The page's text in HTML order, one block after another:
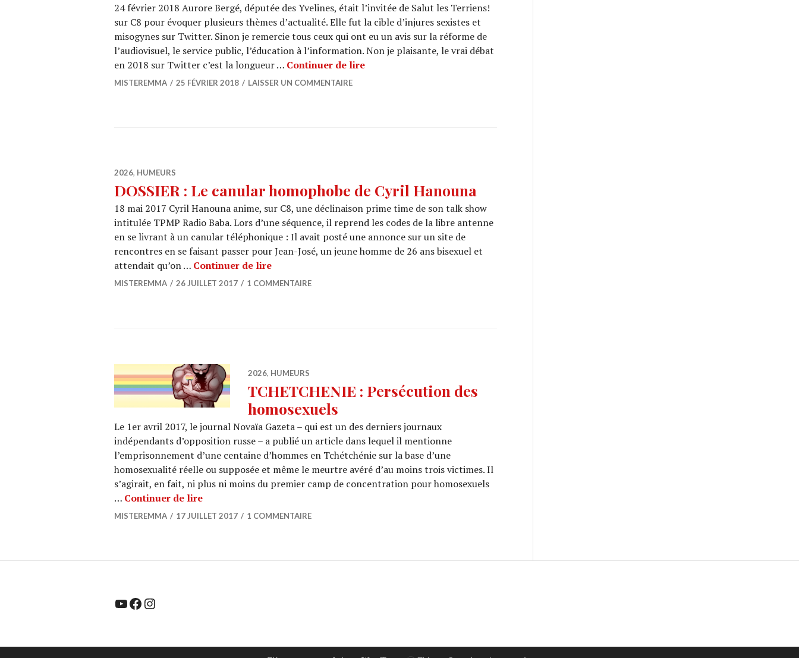
24 février 2018 Aurore Bergé, députée des Yvelines, était l’invitée de Salut les Terriens!
sur C8 pour évoquer plusieurs thèmes d’actualité. Elle fut la cible d’injures sexistes et
misogynes sur Twitter. Sinon je remercie tous ceux qui ont eu un avis sur la réforme de
l’audiovisuel, le service public, l’éducation à l’information. Non je plaisante, le vrai débat
en 2018 sur Twitter c’est la longueur … Continuer de lireDIGEST PEOPLE : Du 19 au 25 février 2018
MISTEREMMA 25 FÉVRIER 2018 LAISSER UN COMMENTAIRE
2026, HUMEURS
DOSSIER : Le canular homophobe de Cyril Hanouna
18 mai 2017 Cyril Hanouna anime, sur C8, une déclinaison prime time de son talk show
intitulée TPMP Radio Baba. Lors d’une séquence, il reprend les codes de la libre antenne
en se livrant à un canular téléphonique : Il avait posté une annonce sur un site de
rencontres en se faisant passer pour Jean-José, un jeune homme de 26 ans bisexuel et
attendait qu’on … Continuer de lireDOSSIER : Le canular homophobe de Cyril Hanouna
MISTEREMMA 26 JUILLET 2017 1 COMMENTAIRE
2026, HUMEURS
TCHETCHENIE : Persécution des
homosexuels
Le 1er avril 2017, le journal Novaïa Gazeta – qui est un des derniers journaux
indépendants d’opposition russe – a publié un article dans lequel il mentionne
l’emprisonnement d’une centaine d’hommes en Tchétchénie sur la base d’une
homosexualité réelle ou supposée et même le meurtre avéré d’au moins trois victimes. Il
s’agirait, en fait, ni plus ni moins du premier camp de concentration pour homosexuels
… Continuer de lireTCHETCHENIE : Persécution des homosexuels
MISTEREMMA 17 JUILLET 2017 1 COMMENTAIRE
YouTube Facebook Instagram